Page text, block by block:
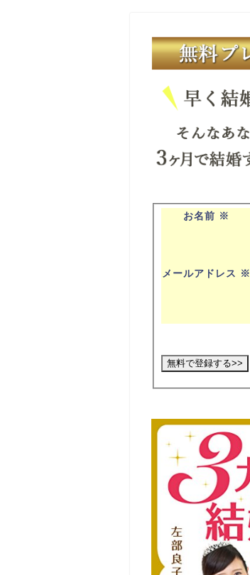
お名前 ※
メールアドレス ※